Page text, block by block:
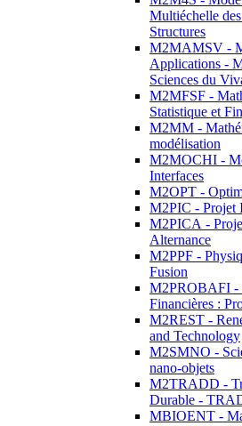
Multiéchelle
Structures
M2MAMSV -
Applications -
Sciences du
M2MFSF -
Statistique et
M2MM -
modélisation
M2MOCHI -
Interfaces
M2OPT -
M2PIC - Projet
M2PICA -
Alternance
M2PPF -
Fusion
M2PROBAFI -
Financières :
M2REST -
and Technology
M2SMNO -
nano-objets
M2TRADD -
Durable -
MBIOENT -